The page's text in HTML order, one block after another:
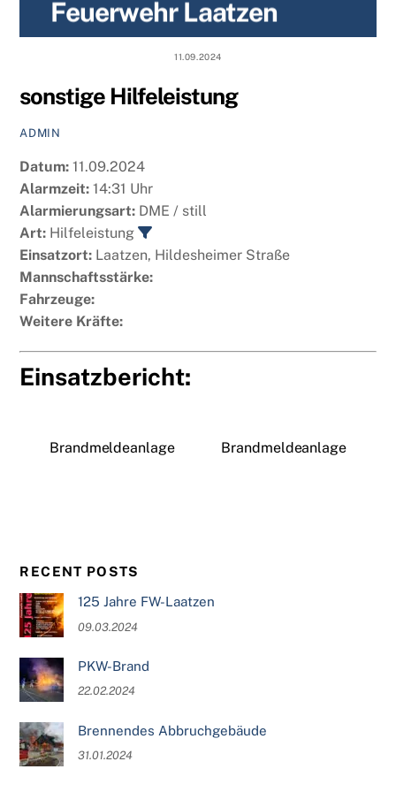
Feuerwehr Laatzen
11.09.2024
sonstige Hilfeleistung
ADMIN
Datum: 11.09.2024
Alarmzeit: 14:31 Uhr
Alarmierungsart: DME / still
Art: Hilfeleistung
Einsatzort: Laatzen, Hildesheimer Straße
Mannschaftsstärke:
Fahrzeuge:
Weitere Kräfte:
Einsatzbericht:
Brandmeldeanlage Brandmeldeanlage
RECENT POSTS
125 Jahre FW-Laatzen
09.03.2024
PKW-Brand
22.02.2024
Brennendes Abbruchgebäude
31.01.2024